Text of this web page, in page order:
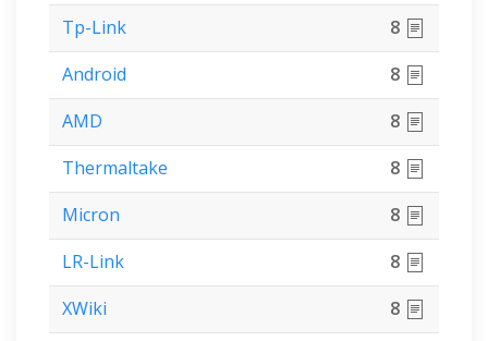
Tp-Link
8
Android
8
AMD
8
Thermaltake
8
Micron
8
LR-Link
8
XWiki
8